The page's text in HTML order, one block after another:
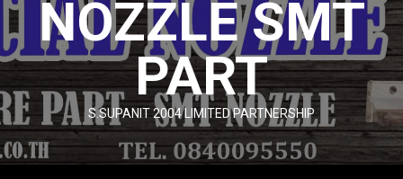
NOZZLE SMT
PART
S.SUPANIT 2004 LIMITED PARTNERSHIP